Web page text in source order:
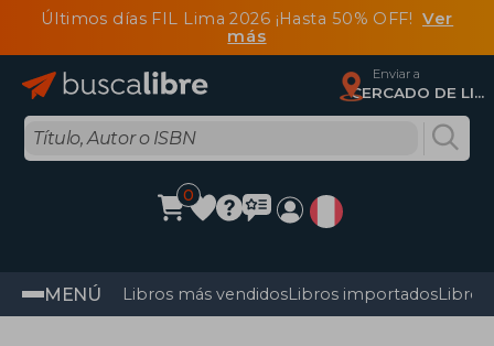
Últimos días FIL Lima 2026 ¡Hasta 50% OFF!Ver
más
Enviar a
CERCADO DE LIMA, Lima
0
MENÚ Libros más vendidosLibros importadosLibros